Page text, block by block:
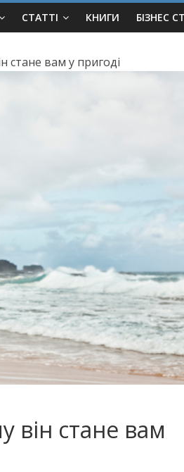
СТАТТІ КНИГИ БІЗНЕС
стане вам у пригоді
вiн стане вам